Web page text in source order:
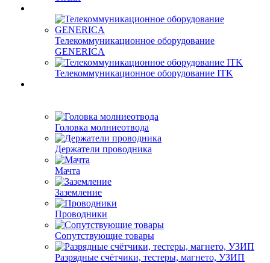
Телекоммуникационное оборудование
GENERICA
Телекоммуникационное оборудование ITK
Головка молниеотвода
Держатели проводника
Мачта
Заземление
Проводники
Сопутствующие товары
Разрядные счётчики, тестеры, магнето, УЗИП